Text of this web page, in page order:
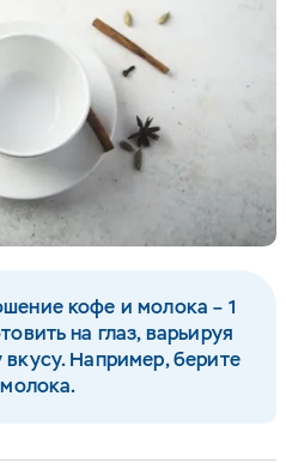
кофе и молока – 1
на глаз, варьируя
Например, берите